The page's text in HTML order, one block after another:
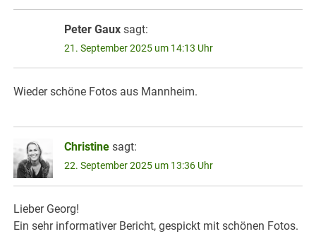
Peter Gaux sagt:
21. September 2025 um 14:13 Uhr
Wieder schöne Fotos aus Mannheim.
Christine sagt:
22. September 2025 um 13:36 Uhr
Lieber Georg!
Ein sehr informativer Bericht, gespickt mit schönen Fotos.